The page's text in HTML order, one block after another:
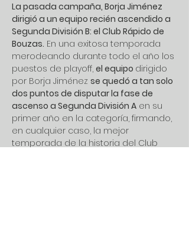
La pasada campaña, Borja Jiménez
dirigió a un equipo recién ascendido a
Segunda División B: el Club Rápido de
Bouzas. En una exitosa temporada
merodeando durante todo el año los
puestos de playoff, el equipo dirigido
por Borja Jiménez se quedó a tan solo
dos puntos de disputar la fase de
ascenso a Segunda División A en su
primer año en la categoría, firmando,
en cualquier caso, la mejor
temporada de la historia del Club